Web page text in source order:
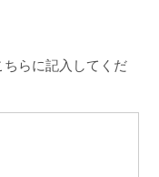
らに記入してくだ